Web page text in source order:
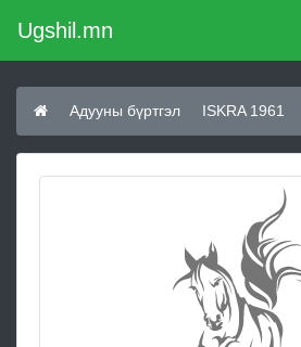
Ugshil.mn
Адууны бүртгэл ISKRA 1961